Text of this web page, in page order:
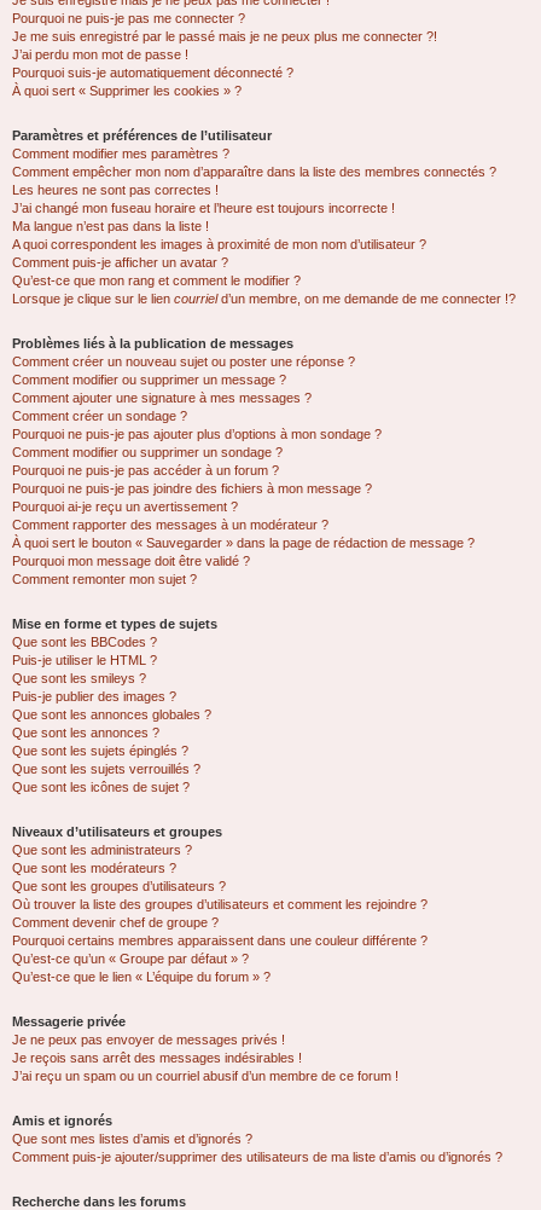
Pourquoi ne puis-je pas me connecter ?
Je me suis enregistré par le passé mais je ne peux plus me connecter ?!
J’ai perdu mon mot de passe !
Pourquoi suis-je automatiquement déconnecté ?
À quoi sert « Supprimer les cookies » ?
Paramètres et préférences de l’utilisateur
Comment modifier mes paramètres ?
Comment empêcher mon nom d’apparaître dans la liste des membres connectés ?
Les heures ne sont pas correctes !
J’ai changé mon fuseau horaire et l’heure est toujours incorrecte !
Ma langue n’est pas dans la liste !
A quoi correspondent les images à proximité de mon nom d’utilisateur ?
Comment puis-je afficher un avatar ?
Qu’est-ce que mon rang et comment le modifier ?
Lorsque je clique sur le lien courrield’un membre, on me demande de me connecter !?
Problèmes liés à la publication de messages
Comment créer un nouveau sujet ou poster une réponse ?
Comment modifier ou supprimer un message ?
Comment ajouter une signature à mes messages ?
Comment créer un sondage ?
Pourquoi ne puis-je pas ajouter plus d’options à mon sondage ?
Comment modifier ou supprimer un sondage ?
Pourquoi ne puis-je pas accéder à un forum ?
Pourquoi ne puis-je pas joindre des fichiers à mon message ?
Pourquoi ai-je reçu un avertissement ?
Comment rapporter des messages à un modérateur ?
À quoi sert le bouton « Sauvegarder » dans la page de rédaction de message ?
Pourquoi mon message doit être validé ?
Comment remonter mon sujet ?
Mise en forme et types de sujets
Que sont les BBCodes ?
Puis-je utiliser le HTML ?
Que sont les smileys ?
Puis-je publier des images ?
Que sont les annonces globales ?
Que sont les annonces ?
Que sont les sujets épinglés ?
Que sont les sujets verrouillés ?
Que sont les icônes de sujet ?
Niveaux d’utilisateurs et groupes
Que sont les administrateurs ?
Que sont les modérateurs ?
Que sont les groupes d’utilisateurs ?
Où trouver la liste des groupes d’utilisateurs et comment les rejoindre ?
Comment devenir chef de groupe ?
Pourquoi certains membres apparaissent dans une couleur différente ?
Qu’est-ce qu’un « Groupe par défaut » ?
Qu’est-ce que le lien « L’équipe du forum » ?
Messagerie privée
Je ne peux pas envoyer de messages privés !
Je reçois sans arrêt des messages indésirables !
J’ai reçu un spam ou un courriel abusif d’un membre de ce forum !
Amis et ignorés
Que sont mes listes d’amis et d’ignorés ?
Comment puis-je ajouter/supprimer des utilisateurs de ma liste d’amis ou d’ignorés ?
Recherche dans les forums